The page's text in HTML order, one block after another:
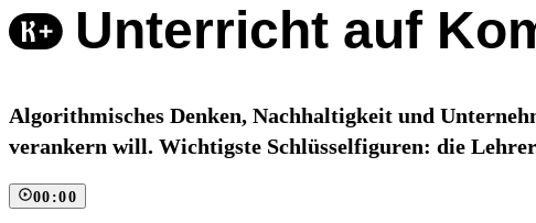
Unterricht auf
Algorithmisches Denken, Nachhaltigkeit und
verankern will. Wichtigste Schlüsselfiguren: die
00:00